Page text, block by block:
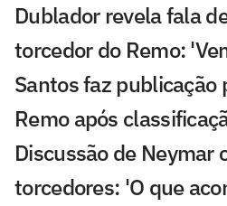
Dublador revela fala
torcedor do Remo:
Santos faz publicação
Remo após
Discussão de Neymar
torcedores: 'O que